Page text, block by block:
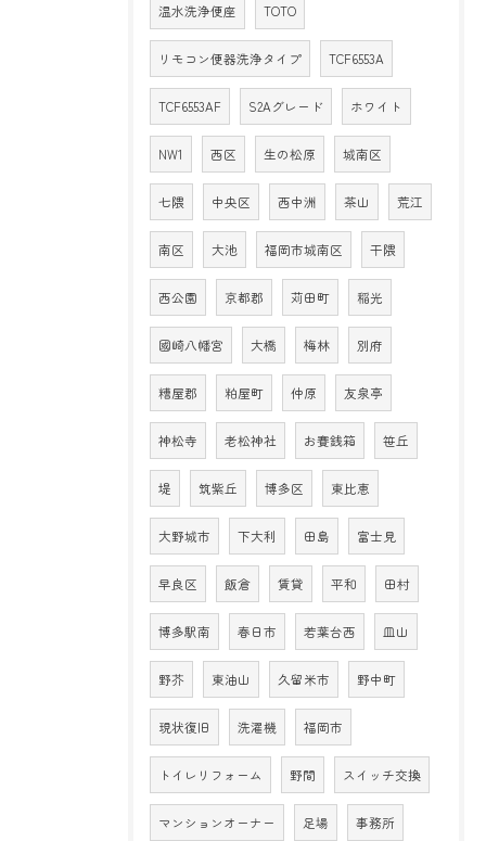
温水洗浄便座 TOTO
リモコン便器洗浄タイプ TCF6553A
TCF6553AF S2Aグレード ホワイト
NW1 西区 生の松原 城南区
七隈 中央区 西中洲 茶山 荒江
南区 大池 福岡市城南区 干隈
西公園 京都郡 苅田町 稲光
國崎八幡宮 大橋 梅林 別府
糟屋郡 粕屋町 仲原 友泉亭
神松寺 老松神社 お賽銭箱 笹丘
堤 筑紫丘 博多区 東比恵
大野城市 下大利 田島 富士見
早良区 飯倉 賃貸 平和 田村
博多駅南 春日市 若葉台西 皿山
野芥 東油山 久留米市 野中町
現状復旧 洗濯機 福岡市
トイレリフォーム 野間 スイッチ交換
マンションオーナー 足場 事務所